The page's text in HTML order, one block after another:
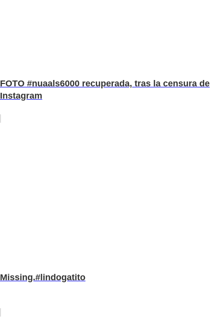
FOTO #nuaals6000 recuperada, tras la censura de
Instagram
Missing.#lindogatito